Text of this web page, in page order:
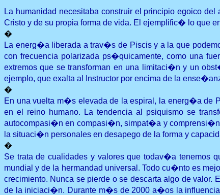
La humanidad necesitaba construir el principio egoico
Cristo y de su propia forma de vida. El ejemplific� lo que
�
La energ�a liberada a trav�s de Piscis y a la que
con frecuencia polarizada ps�quicamente, como una
extremos que se transforman en una limitaci�n y un
ejemplo, que exalta al Instructor por encima de la
�
En una vuelta m�s elevada de la espiral, la energ�a de
en el reino humano. La tendencia al psiquismo se
autocompasi�n en compasi�n, simpat�a y comprensi�n
la situaci�n personales en desapego de la forma y
�
Se trata de cualidades y valores que todav�a tenemos
mundial y de la hermandad universal. Todo cu�nto es
crecimiento. Nunca se pierde o se descarta algo de
de la iniciaci�n. Durante m�s de 2000 a�os la influencia